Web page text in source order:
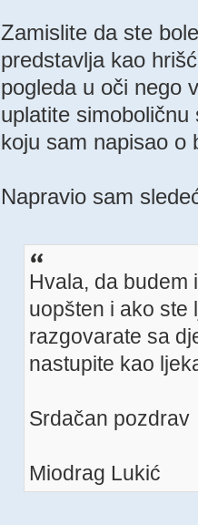
Zamislite da ste
predstavlja kao
pogleda u oči nego
uplatite
koju sam napisao o
Napravio sam
Hvala, da budem
uopšten i ako ste
razgovarate sa
nastupite kao
Srdačan pozdrav
Miodrag Lukić